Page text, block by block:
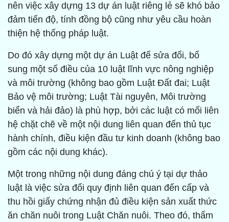
nên việc xây dựng 13 dự án luật riêng lẻ sẽ khó bảo
đảm tiến độ, tính đồng bộ cũng như yêu cầu hoàn
thiện hệ thống pháp luật.
Do đó xây dựng một dự án Luật để sửa đổi, bổ
sung một số điều của 10 luật lĩnh vực nông nghiệp
và môi trường (không bao gồm Luật Đất đai; Luật
Bảo vệ môi trường; Luật Tài nguyên, Môi trường
biển và hải đảo) là phù hợp, bởi các luật có mối liên
hệ chặt chẽ về một nội dung liên quan đến thủ tục
hành chính, điều kiện đầu tư kinh doanh (không bao
gồm các nội dung khác).
Một trong những nội dung đáng chú ý tại dự thảo
luật là việc sửa đổi quy định liên quan đến cấp và
thu hồi giấy chứng nhận đủ điều kiện sản xuất thức
ăn chăn nuôi trong Luật Chăn nuôi. Theo đó, thẩm